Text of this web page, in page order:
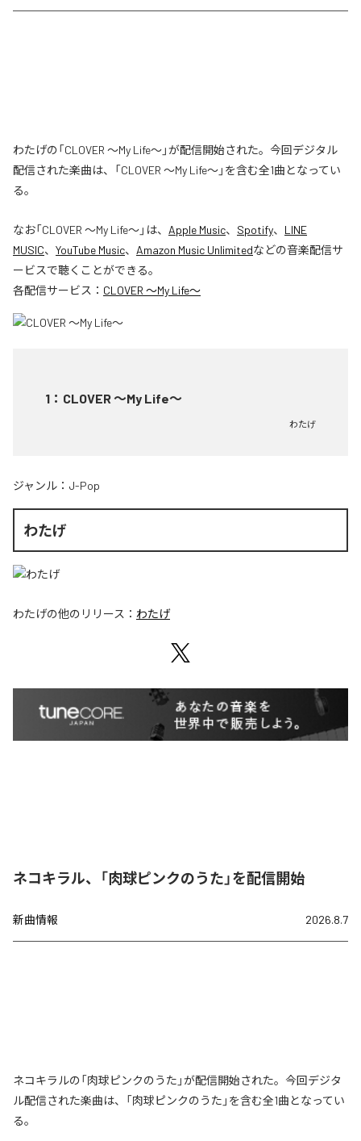
わたげの「CLOVER ～My Life～」が配信開始された。今回デジタル
配信された楽曲は、「CLOVER ～My Life～」を含む全1曲となってい
る。
なお「CLOVER ～My Life～」は、 Apple Music、 Spotify、 LINE
MUSIC、 YouTube Music、 Amazon Music Unlimitedなどの音楽配信サ
ービスで聴くことができる。
各配信サービス： CLOVER ～My Life～
1 ： CLOVER ～My Life～
わたげ
ジャンル： J-Pop
わたげ
わたげの他のリリース： わたげ
ネコキラル、「肉球ピンクのうた」を配信開始
新曲情報 2026.8.7
ネコキラルの「肉球ピンクのうた」が配信開始された。今回デジタ
ル配信された楽曲は、「肉球ピンクのうた」を含む全1曲となってい
る。